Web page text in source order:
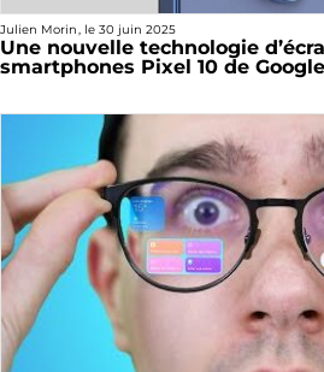
Julien Morin, le 30 juin 2025
Une nouvelle technologie
smartphones Pixel 10 de Google